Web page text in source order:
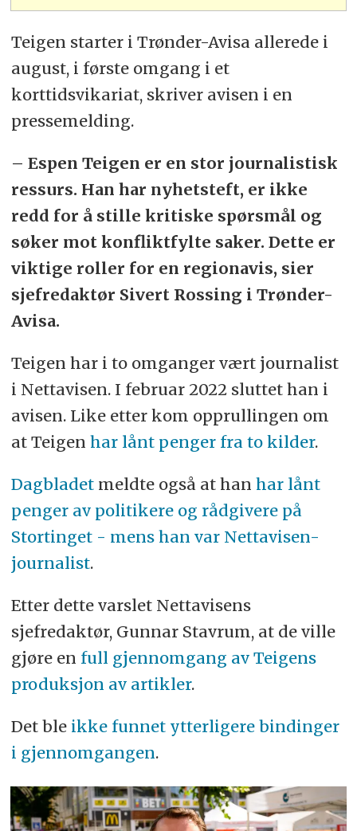
Teigen starter i Trønder-Avisa allerede i
august, i første omgang i et
korttidsvikariat, skriver avisen i en
pressemelding.
– Espen Teigen er en stor journalistisk
ressurs. Han har nyhetsteft, er ikke
redd for å stille kritiske spørsmål og
søker mot konfliktfylte saker. Dette er
viktige roller for en regionavis, sier
sjefredaktør Sivert Rossing i Trønder-
Avisa.
Teigen har i to omganger vært journalist
i Nettavisen. I februar 2022 sluttet han i
avisen. Like etter kom opprullingen om
at Teigen har lånt penger fra to kilder.
Dagbladetmeldte også at han har lånt
penger av politikere og rådgivere på
Stortinget - mens han var Nettavisen-
journalist.
Etter dette varslet Nettavisens
sjefredaktør, Gunnar Stavrum, at de ville
gjøre en full gjennomgang av Teigens
produksjon av artikler.
Det ble ikke funnet ytterligere bindinger
i gjennomgangen.